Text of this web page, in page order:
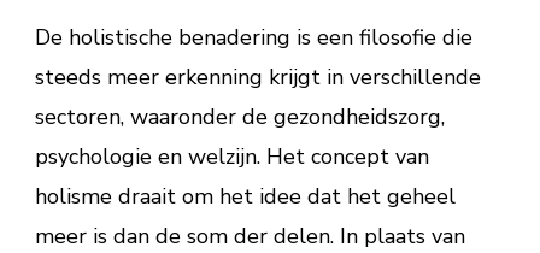
De holistische benadering is een filosofie die
steeds meer erkenning krijgt in verschillende
sectoren, waaronder de gezondheidszorg,
psychologie en welzijn. Het concept van
holisme draait om het idee dat het geheel
meer is dan de som der delen. In plaats van